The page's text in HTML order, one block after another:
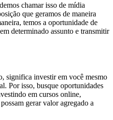
chamar isso de mídia
que geramos de maneira
temos a oportunidade de
determinado assunto e transmitir
significa investir em você mesmo
Por isso, busque oportunidades
em cursos online,
gerar valor agregado a